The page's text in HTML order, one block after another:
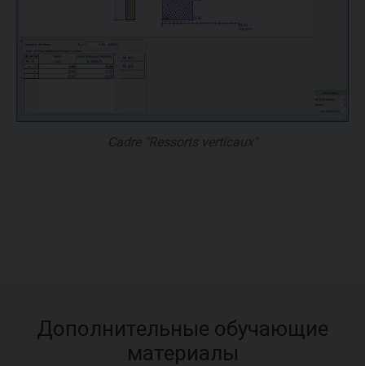
Cadre "Ressorts verticaux"
Дополнительные обучающие
материалы